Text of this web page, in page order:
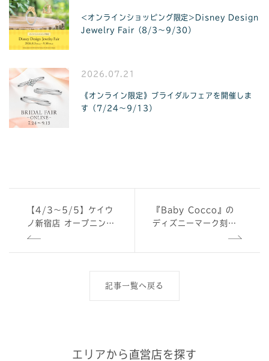
<オンラインショッピング限定>Disney Design
Jewelry Fair（8/3〜9/30）
2026.07.21
《オンライン限定》ブライダルフェアを開催しま
す（7/24〜9/13）
【4/3～5/5】ケイウ
ノ新宿店 オープニング
フェア
『Baby Cocco』の
ディズニーマーク刻印
記事一覧へ戻る
エリアから直営店を探す